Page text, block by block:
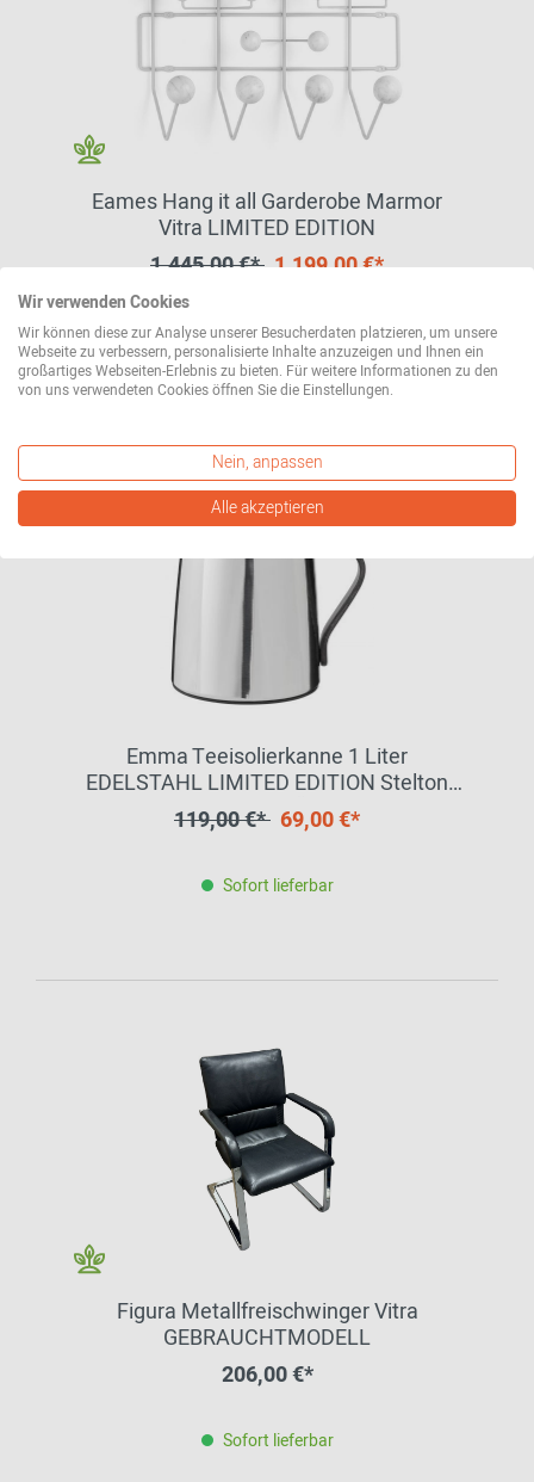
Eames Hang it all Garderobe Marmor
Vitra LIMITED EDITION
1.445,00 €*1.199,00 €*
Sofort lieferbar
Emma Teeisolierkanne 1 Liter
EDELSTAHL LIMITED EDITION Stelton
EINZELSTÜCK
119,00 €* 69,00 €*
Sofort lieferbar
Figura Metallfreischwinger Vitra
GEBRAUCHTMODELL
206,00 €*
Sofort lieferbar
Wir verwenden Cookies
Wir können diese zur Analyse unserer Besucherdaten platzieren, um unsere
Webseite zu verbessern, personalisierte Inhalte anzuzeigen und Ihnen ein
großartiges Webseiten-Erlebnis zu bieten. Für weitere Informationen zu den
von uns verwendeten Cookies öffnen Sie die Einstellungen.
Nein, anpassen
Alle akzeptieren